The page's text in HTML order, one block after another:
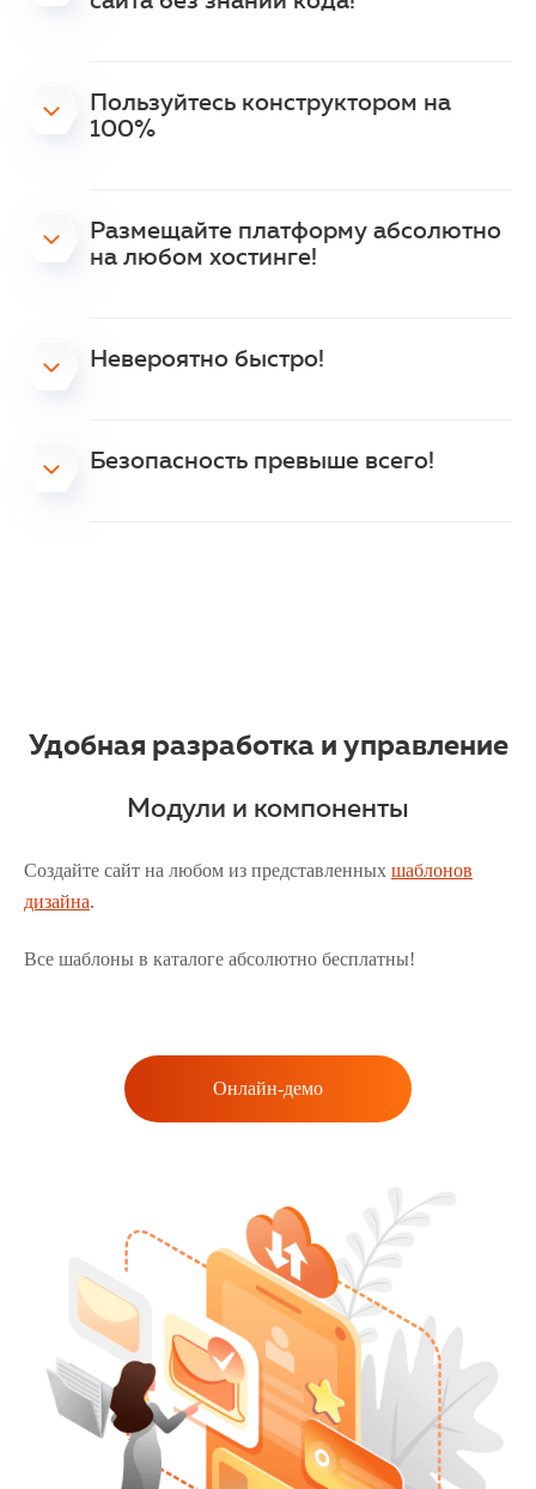
Пользуйтесь конструктором на
100%
Размещайте платформу абсолютно
на любом хостинге!
Невероятно быстро!
Безопасность превыше всего!
Удобная разработка и управление
Модули и компоненты
Создайте сайт на любом из представленных шаблонов
дизайна.
Все шаблоны в каталоге абсолютно бесплатны!
Онлайн-демо